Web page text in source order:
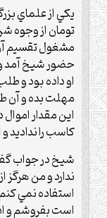
يکي از علماي
تومان از وجوه
مشغول ‌تقسيم
حضور شيخ آمد و
او داده بود و
مهلت بده و آن
اين مقدار
کاسب را نداديد
شيخ در جواب
ندارد و من
استفاده نمي
است بفروشم و